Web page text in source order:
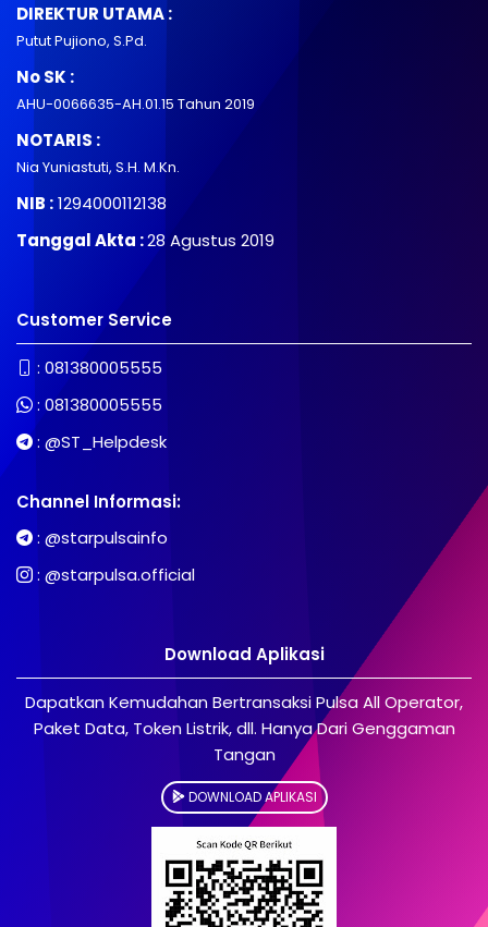
DIREKTUR UTAMA :
Putut Pujiono, S.Pd.
No SK :
AHU-0066635-AH.01.15 Tahun 2019
NOTARIS :
Nia Yuniastuti, S.H. M.Kn.
NIB :1294000112138
Tanggal Akta :28 Agustus 2019
Customer Service
: 081380005555
: 081380005555
: @ST_Helpdesk
Channel Informasi:
: @starpulsainfo
: @starpulsa.official
Download Aplikasi
Dapatkan Kemudahan Bertransaksi Pulsa All Operator,
Paket Data, Token Listrik, dll. Hanya Dari Genggaman
Tangan
DOWNLOAD APLIKASI